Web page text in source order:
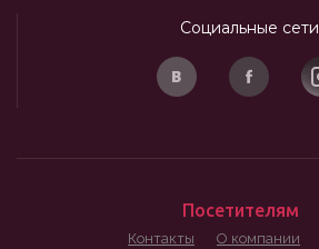
Социальные сети
Посетителям
Контакты О компании